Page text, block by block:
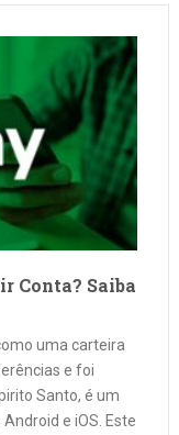
Conta? Saiba
uma carteira
e foi
Santo, é um
e iOS. Este